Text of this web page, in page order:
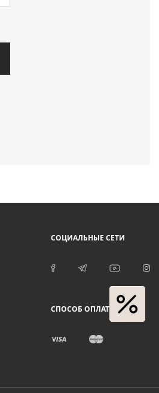
СОЦИАЛЬНЫЕ СЕТИ
СПОСОБ ОПЛАТЫ